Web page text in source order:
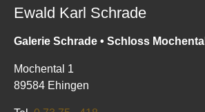
Ewald Karl Schrade
Galerie Schrade • Schloss Mochental
Mochental 1
89584 Ehingen